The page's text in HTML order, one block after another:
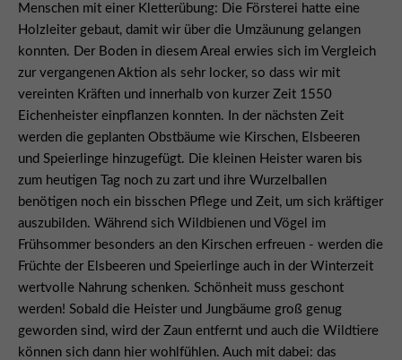
Menschen mit einer Kletterübung: Die Försterei hatte eine
Holzleiter gebaut, damit wir über die Umzäunung gelangen
konnten. Der Boden in diesem Areal erwies sich im Vergleich
zur vergangenen Aktion als sehr locker, so dass wir mit
vereinten Kräften und innerhalb von kurzer Zeit 1550
Eichenheister einpflanzen konnten. In der nächsten Zeit
werden die geplanten Obstbäume wie Kirschen, Elsbeeren
und Speierlinge hinzugefügt. Die kleinen Heister waren bis
zum heutigen Tag noch zu zart und ihre Wurzelballen
benötigen noch ein bisschen Pflege und Zeit, um sich kräftiger
auszubilden. Während sich Wildbienen und Vögel im
Frühsommer besonders an den Kirschen erfreuen - werden die
Früchte der Elsbeeren und Speierlinge auch in der Winterzeit
wertvolle Nahrung schenken. Schönheit muss geschont
werden! Sobald die Heister und Jungbäume groß genug
geworden sind, wird der Zaun entfernt und auch die Wildtiere
können sich dann hier wohlfühlen. Auch mit dabei: das